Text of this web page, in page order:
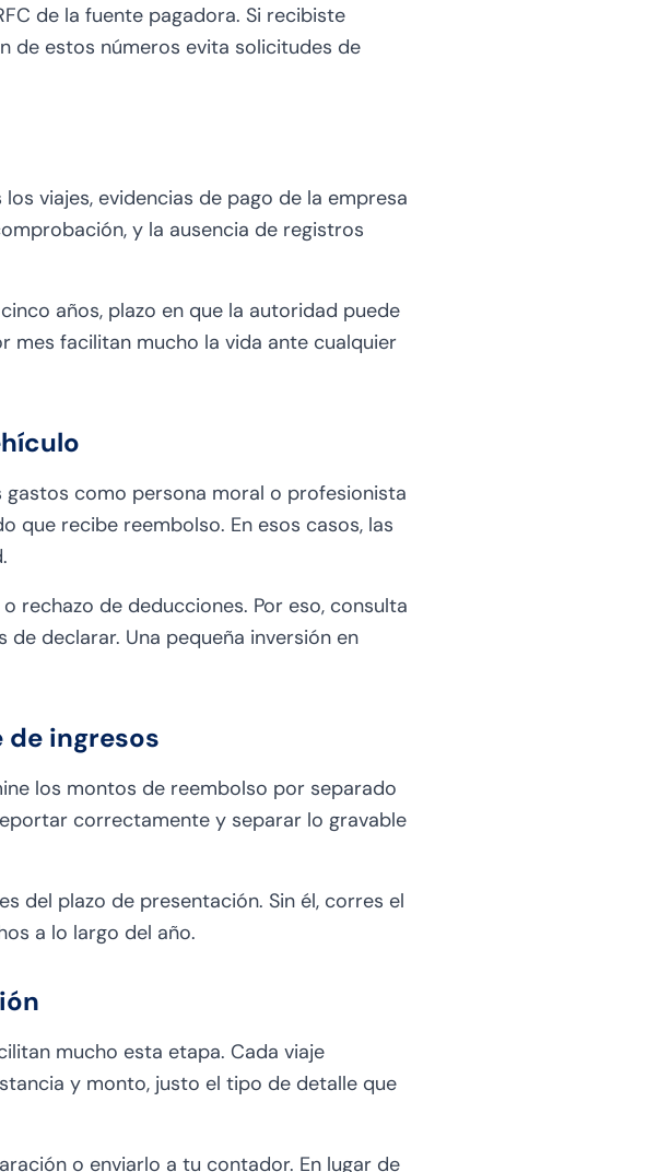
de la fuente pagadora. Si recibiste
de estos números evita solicitudes de
viajes, evidencias de pago de la empresa
y la ausencia de registros
años, plazo en que la autoridad puede
mes facilitan mucho la vida ante cualquier
gastos como persona moral o profesionista
que recibe reembolso. En esos casos, las
rechazo de deducciones. Por eso, consulta
declarar. Una pequeña inversión en
de ingresos
los montos de reembolso por separado
correctamente y separar lo gravable
del plazo de presentación. Sin él, corres el
a lo largo del año.
mucho esta etapa. Cada viaje
y monto, justo el tipo de detalle que
o enviarlo a tu contador. En lugar de